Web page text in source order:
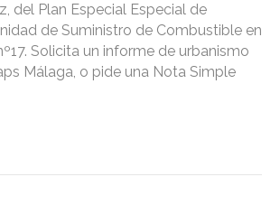
del Plan Especial Especial de
de Suministro de Combustible en
Solicita un informe de urbanismo
Málaga, o pide una Nota Simple